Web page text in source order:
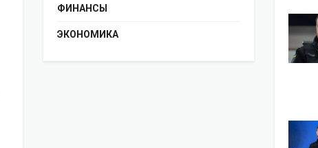
ФИНАНСЫ
ЭКОНОМИКА